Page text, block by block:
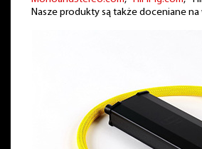
Nasze produkty są także doceniane